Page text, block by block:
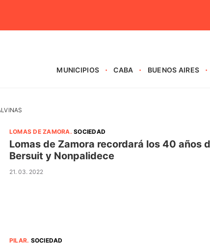
MUNICIPIOS CABA BUENOS AIRES
LOMAS DE ZAMORA.SOCIEDAD
Lomas de Zamora recordará los 40 años
Bersuit y Nonpalidece
21. 03. 2022
PILAR. SOCIEDAD